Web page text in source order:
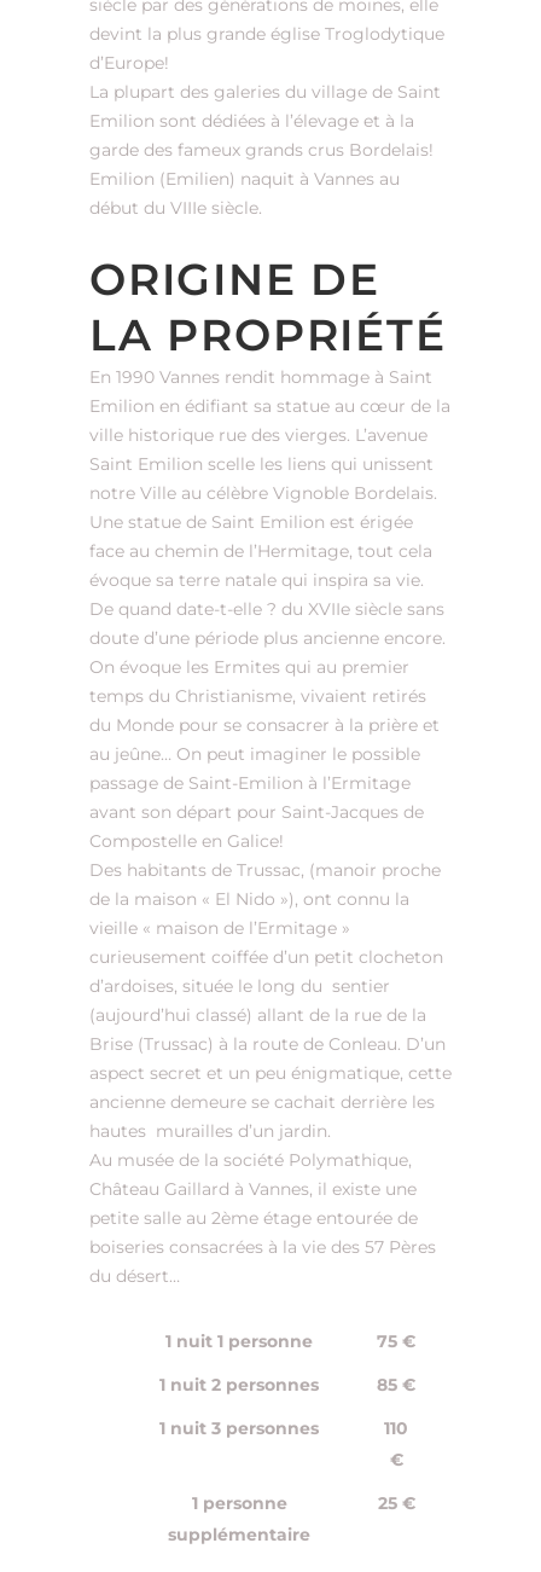
siècle par des générations de moines, elle
devint la plus grande église Troglodytique
d’Europe!
La plupart des galeries du village de Saint
Emilion sont dédiées à l’élevage et à la
garde des fameux grands crus Bordelais!
Emilion (Emilien) naquit à Vannes au
début du VIIIe siècle.
ORIGINE DE
LA PROPRIÉTÉ
En 1990 Vannes rendit hommage à Saint
Emilion en édifiant sa statue au cœur de la
ville historique rue des vierges. L’avenue
Saint Emilion scelle les liens qui unissent
notre Ville au célèbre Vignoble Bordelais.
Une statue de Saint Emilion est érigée
face au chemin de l’Hermitage, tout cela
évoque sa terre natale qui inspira sa vie.
De quand date-t-elle ? du XVIIe siècle sans
doute d’une période plus ancienne encore.
On évoque les Ermites qui au premier
temps du Christianisme, vivaient retirés
du Monde pour se consacrer à la prière et
au jeûne… On peut imaginer le possible
passage de Saint-Emilion à l’Ermitage
avant son départ pour Saint-Jacques de
Compostelle en Galice!
Des habitants de Trussac, (manoir proche
de la maison « El Nido »), ont connu la
vieille « maison de l’Ermitage »
curieusement coiffée d’un petit clocheton
d’ardoises, située le long du sentier
(aujourd’hui classé) allant de la rue de la
Brise (Trussac) à la route de Conleau. D’un
aspect secret et un peu énigmatique, cette
ancienne demeure se cachait derrière les
hautes murailles d’un jardin.
Au musée de la société Polymathique,
Château Gaillard à Vannes, il existe une
petite salle au 2ème étage entourée de
boiseries consacrées à la vie des 57 Pères
du désert…
1 nuit 1 personne
75 €
1 nuit 2 personnes
85 €
1 nuit 3 personnes
110
€
1 personne
supplémentaire
25 €